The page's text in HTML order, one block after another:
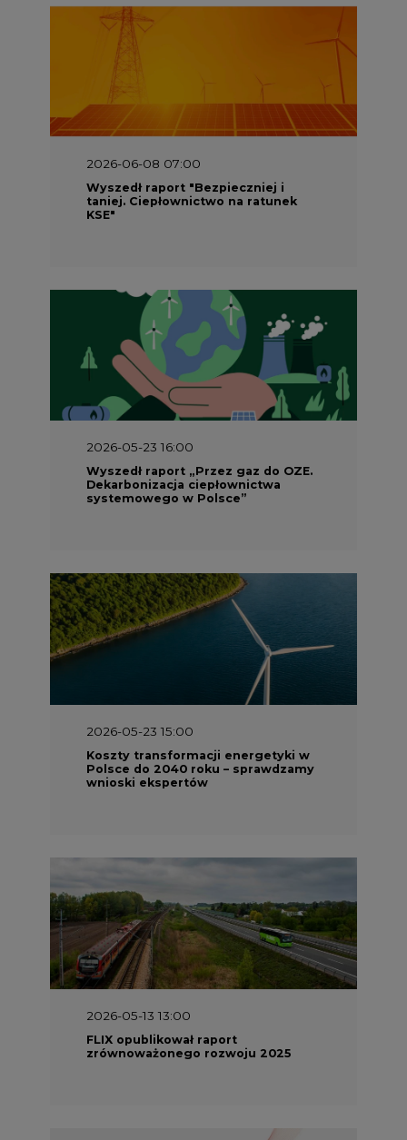
2026-06-08 07:00
Wyszedł raport "Bezpieczniej i
taniej. Ciepłownictwo na ratunek
KSE"
2026-05-23 16:00
Wyszedł raport „Przez gaz do OZE.
Dekarbonizacja ciepłownictwa
systemowego w Polsce”
2026-05-23 15:00
Koszty transformacji energetyki w
Polsce do 2040 roku – sprawdzamy
wnioski ekspertów
2026-05-13 13:00
FLIX opublikował raport
zrównoważonego rozwoju 2025